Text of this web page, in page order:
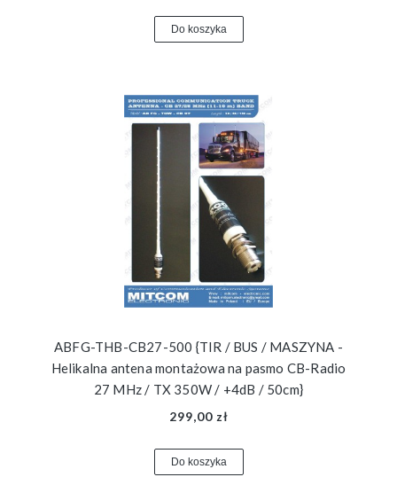
Do koszyka
ABFG-THB-CB27-500 {TIR / BUS / MASZYNA -
Helikalna antena montażowa na pasmo CB-Radio
27 MHz / TX 350W / +4dB / 50cm}
299,00 zł
Do koszyka